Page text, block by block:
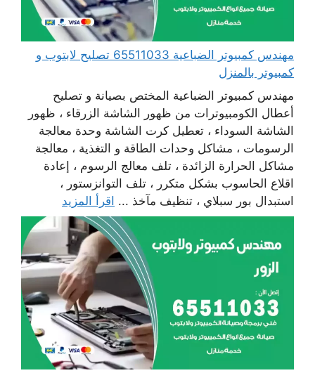
مهندس كمبيوتر الضباعية 65511033 تصليح لابتوب و
كمبيوتر بالمنزل
مهندس كمبيوتر الضباعية المختص بصيانة و تصليح
أعطال الكومبيوترات من ظهور الشاشة الزرقاء ، ظهور
الشاشة السوداء ، تعطيل كرت الشاشة وحدة معالجة
الرسومات ، مشاكل وحدات الطاقة و التغذية ، معالجة
مشاكل الحرارة الزائدة ، تلف معالج الرسوم ، إعادة
اقلاع الحاسوب بشكل متكرر ، تلف التوانزستور ،
استبدال بور سبلاي ، تنظيف مآخذ ... اقرأ المزيد